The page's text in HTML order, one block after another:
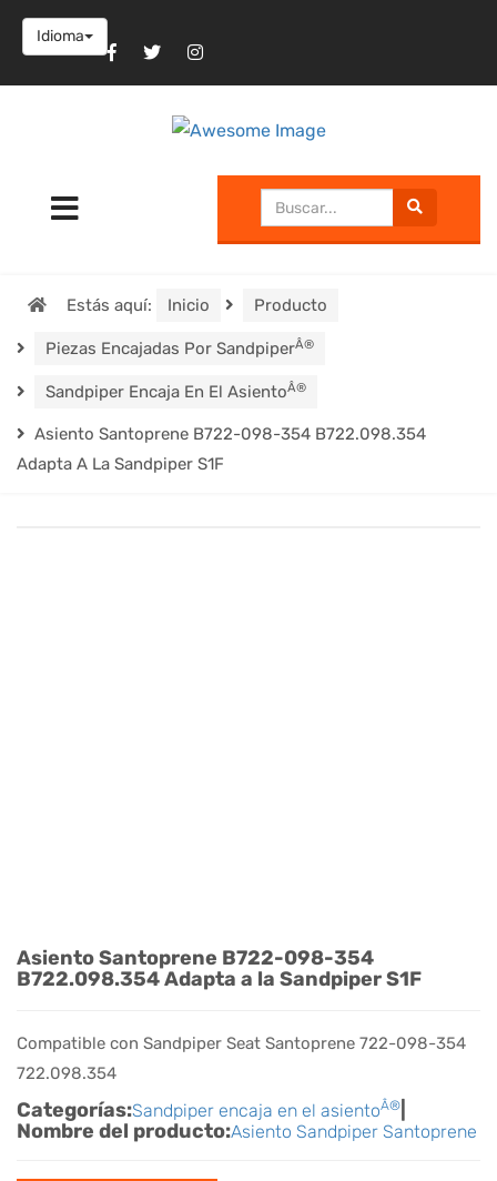
Idioma
Estás aquí: Inicio Producto
Piezas Encajadas Por SandpiperÂ®
Sandpiper Encaja En El AsientoÂ®
Asiento Santoprene B722-098-354 B722.098.354
Adapta A La Sandpiper S1F
Asiento Santoprene B722-098-354
B722.098.354 Adapta a la Sandpiper S1F
Compatible con Sandpiper Seat Santoprene 722-098-354
722.098.354
Categorías:Sandpiper encaja en el asientoÂ®
Nombre del producto:Asiento Sandpiper Santoprene